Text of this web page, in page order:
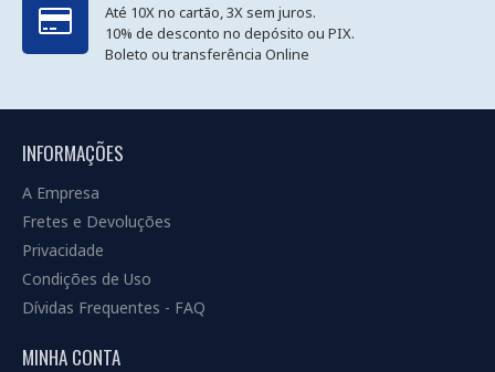
Até 10X no cartão, 3X sem juros.
10% de desconto no depósito ou PIX.
Boleto ou transferência Online
INFORMAÇÕES
A Empresa
Fretes e Devoluções
Privacidade
Condições de Uso
Dívidas Frequentes - FAQ
MINHA CONTA